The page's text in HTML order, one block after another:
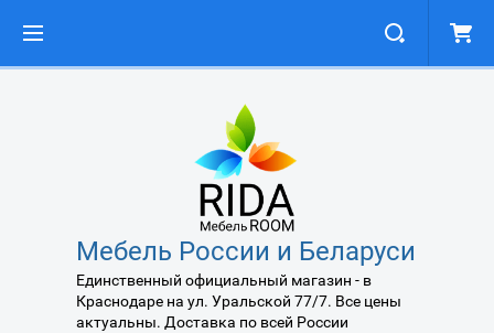
Мебель России и Беларуси
Единственный официальный магазин - в
Краснодаре на ул. Уральской 77/7. Все цены
актуальны. Доставка по всей России